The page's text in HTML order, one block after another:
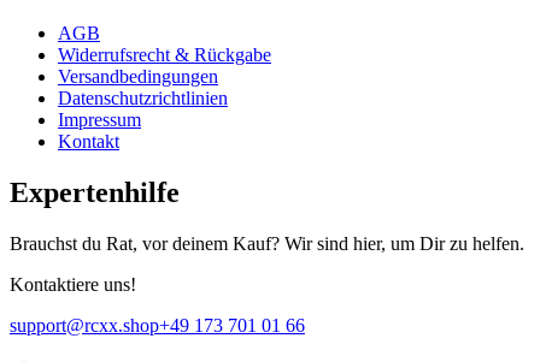
AGB
Widerrufsrecht & Rückgabe
Versandbedingungen
Datenschutzrichtlinien
Impressum
Kontakt
Expertenhilfe
Brauchst du Rat, vor deinem Kauf? Wir sind hier, um Dir zu helfen.
Kontaktiere uns!
support@rcxx.shop+49 173 701 01 66